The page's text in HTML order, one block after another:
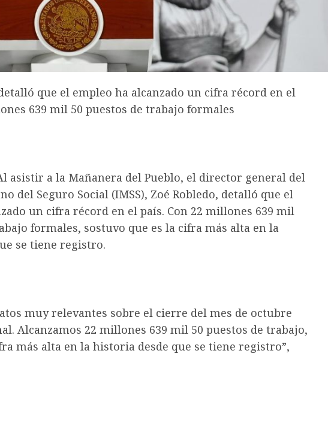
que el empleo ha alcanzado un cifra récord en el
639 mil 50 puestos de trabajo formales
asistir a la Mañanera del Pueblo, el director general del
del Seguro Social (IMSS), Zoé Robledo, detalló que el
un cifra récord en el país. Con 22 millones 639 mil
formales, sostuvo que es la cifra más alta en la
se tiene registro.
muy relevantes sobre el cierre del mes de octubre
Alcanzamos 22 millones 639 mil 50 puestos de trabajo,
más alta en la historia desde que se tiene registro”,